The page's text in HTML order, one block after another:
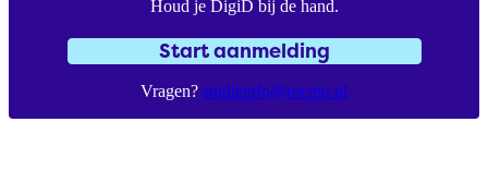
Houd je DigiD bij de hand.
Start aanmelding
Vragen? studieinfo@rocmn.nl